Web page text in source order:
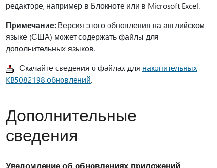
редакторе, например в Блокноте или в Microsoft Excel.
Примечание:Версия этого обновления на английском
языке (США) может содержать файлы для
дополнительных языков.
Скачайте сведения о файлах для накопительных
KB5082198 обновлений.
Дополнительные
сведения
Уведомление об обновлениях приложений